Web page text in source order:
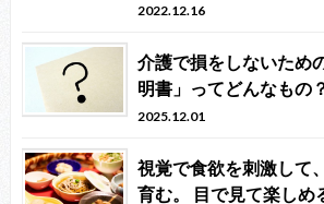
2022.12.16
介護で損をしないため
明書」ってどんなもの
2025.12.01
視覚で食欲を刺激して
育む。 目で見て楽しめ